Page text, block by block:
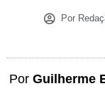
Por
Por Guilherme